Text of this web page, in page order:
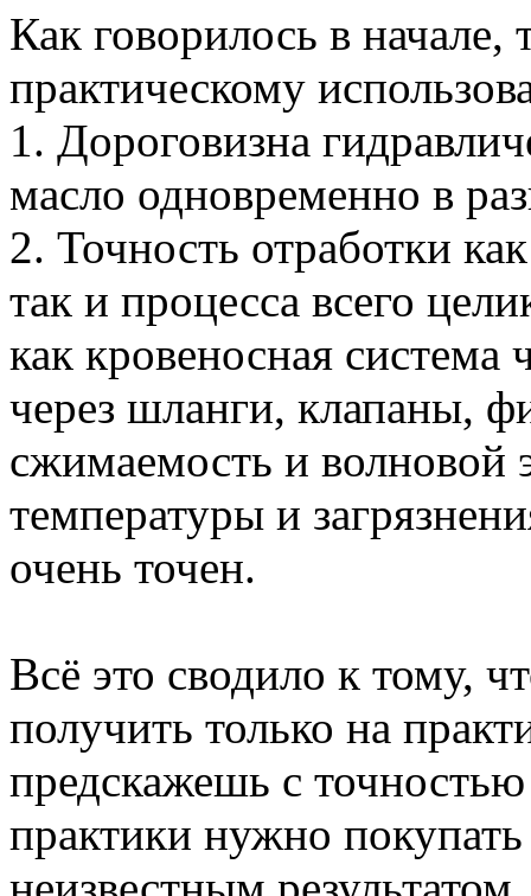
Как говорилось в начале,
практическому
1. Дороговизна
масло одновременно в
2. Точность отработки
так и процесса всего
как кровеносная система
через шланги, клапаны,
сжимаемость и волновой
температуры и
очень точен.
Всё это сводило к тому,
получить только на
предскажешь с
практики нужно